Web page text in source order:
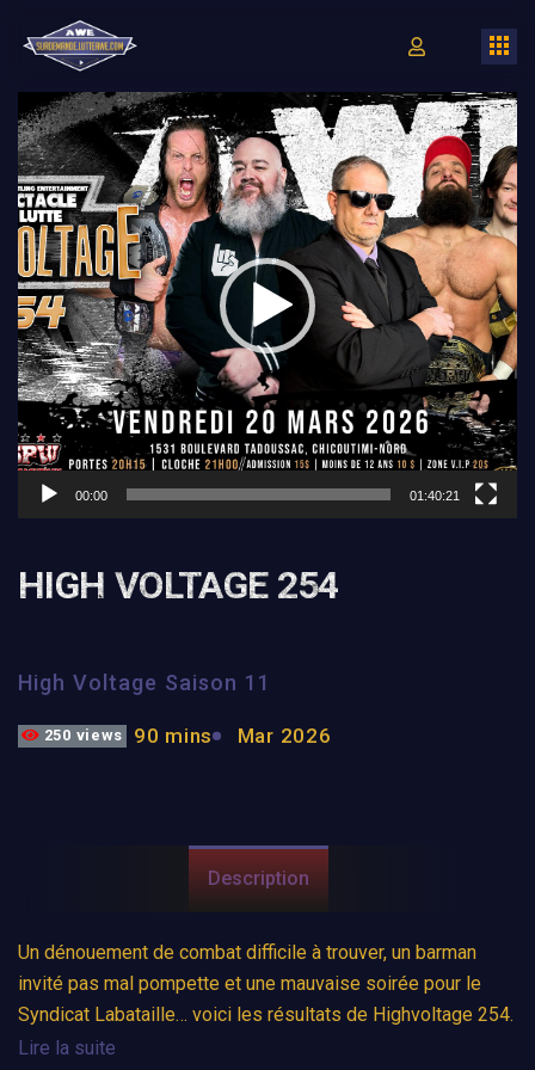
Lecteur
vidéo
00:00 01:40:21
HIGH VOLTAGE 254
High Voltage Saison 11
250 views 90 mins Mar 2026
Description
Un dénouement de combat difficile à trouver, un barman
invité pas mal pompette et une mauvaise soirée pour le
Syndicat Labataille… voici les résultats de Highvoltage 254.
Lire la suite